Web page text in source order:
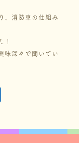
、消防車の仕組み
！
味深々で聞いてい